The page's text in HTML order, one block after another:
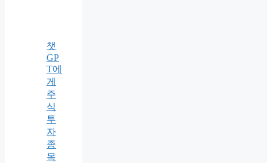
챗
GP
T에
게
주
식
투
자
종
목